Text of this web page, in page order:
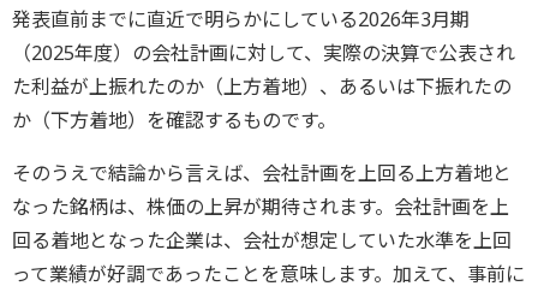
発表直前までに直近で明らかにしている2026年3月期
（2025年度）の会社計画に対して、実際の決算で公表され
た利益が上振れたのか（上方着地）、あるいは下振れたの
か（下方着地）を確認するものです。
そのうえで結論から言えば、会社計画を上回る上方着地と
なった銘柄は、株価の上昇が期待されます。会社計画を上
回る着地となった企業は、会社が想定していた水準を上回
って業績が好調であったことを意味します。加えて、事前に